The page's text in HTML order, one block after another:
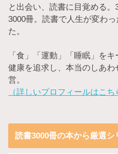
と出会い、読書に目覚める
3000冊。読書で人生が変わ
た。
「食」「運動」「睡眠」を
健康を追求し、本当のしあ
営。
（詳しいプロフィールはこち
読書3000冊の本から厳選シ